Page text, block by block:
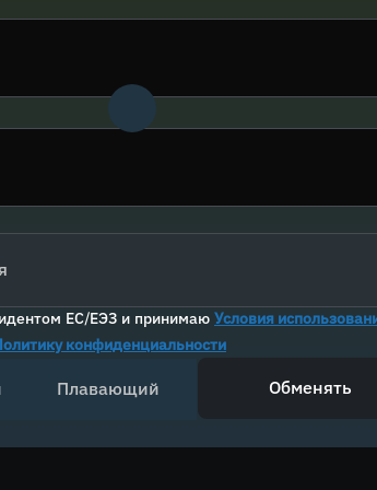
ЕС/ЕЭЗ и принимаю Условия
конфиденциальности
Плавающий Обменять